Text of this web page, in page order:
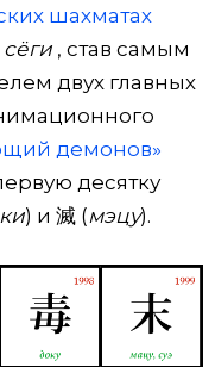
шахматах
сёги, став самым
двух главных
демонов»
десятку
ки) и 滅 (мэцу).